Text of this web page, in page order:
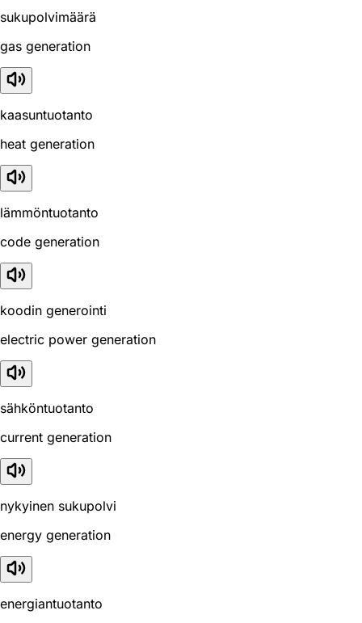
sukupolvimäärä
gas generation
kaasuntuotanto
heat generation
lämmöntuotanto
code generation
koodin generointi
electric power generation
sähköntuotanto
current generation
nykyinen sukupolvi
energy generation
energiantuotanto